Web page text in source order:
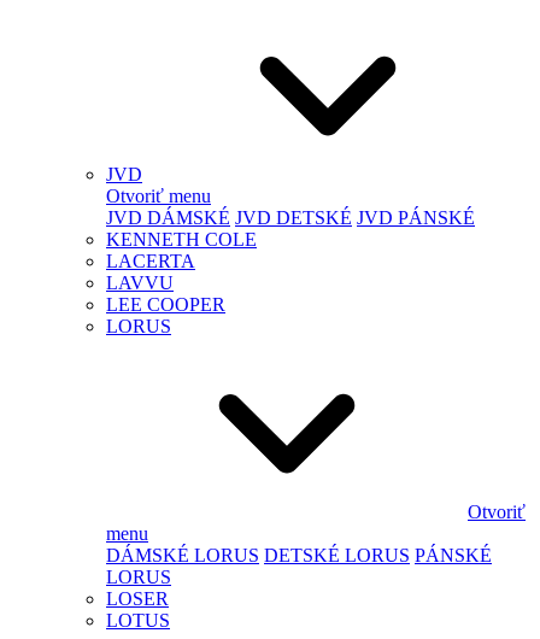
JVD
Otvoriť menu
JVD DÁMSKÉ JVD DETSKÉ JVD PÁNSKÉ
KENNETH COLE
LACERTA
LAVVU
LEE COOPER
LORUS
Otvoriť
menu
DÁMSKÉ LORUS DETSKÉ LORUS PÁNSKÉ
LORUS
LOSER
LOTUS